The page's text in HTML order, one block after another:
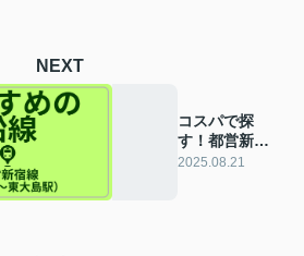
NEXT
コスパで探
す！都営新宿
線（森下駅～
2025.08.21